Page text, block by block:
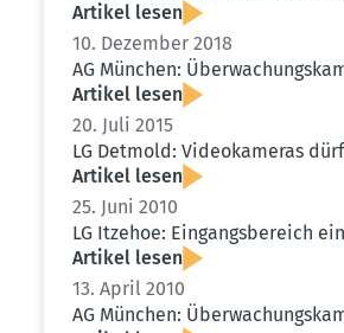
Artikel lesen
10. Dezember 2018
AG München:
Artikel lesen
20. Juli 2015
LG Detmold: Video­ka­meras
Artikel lesen
25. Juni 2010
LG Itzehoe: Eingangs­be­reich
Artikel lesen
13. April 2010
AG München: